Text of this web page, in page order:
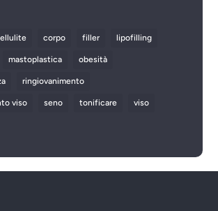
corpo filler lipofilling
mastoplastica obesità
ringiovanimento
viso seno tonificare viso